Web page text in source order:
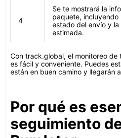
4
Se te mostrará la
paquete,
estado del envío y
estimada.
Con track.global, el monitoreo
es fácil y conveniente. Puedes
están en buen camino y llegarán
Por qué es
seguimiento